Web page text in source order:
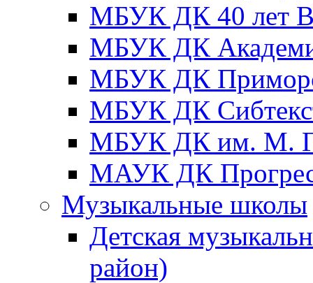
МБУК ДК 40 лет
МБУК ДК
МБУК ДК
МБУК ДК
МБУК ДК им. М.
МАУК ДК
Музыкальные школы
Детская
район)